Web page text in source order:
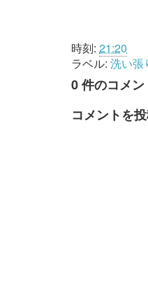
時刻: 21:20
ラベル: 洗い張
0 件のコメン
コメントを